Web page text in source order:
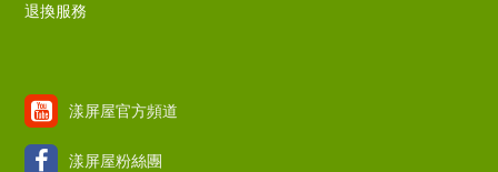
退換服務
漾屏屋官方頻道
漾屏屋粉絲團